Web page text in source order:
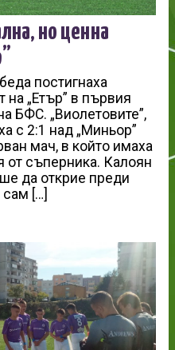
но ценна
постигнаха
„Етър” в първия
БФС. „Виолетовите”,
с 2:1 над „Миньор”
мач, в който имаха
от съперника. Калоян
да открие преди
[…]